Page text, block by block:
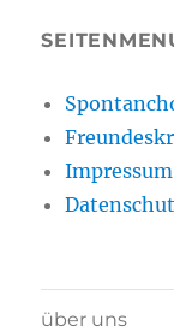
über uns